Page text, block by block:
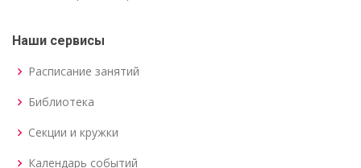
Наши сервисы
Расписание занятий
Библиотека
Секции и кружки
Календарь событий